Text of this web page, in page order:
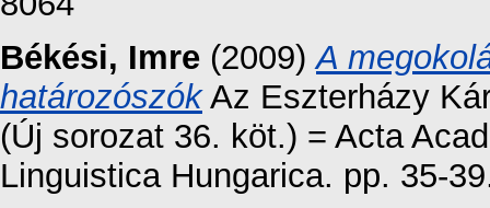
Békési, Imre (2009)A
határozószókAz Eszterházy
(Új sorozat 36. köt.) = Acta
Linguistica Hungarica. pp. 35-